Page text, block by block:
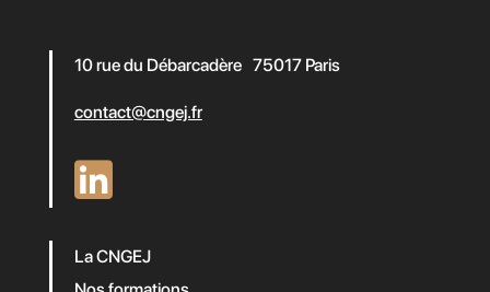
10 rue du Débarcadère 75017 Paris
contact@cngej.fr
La CNGEJ